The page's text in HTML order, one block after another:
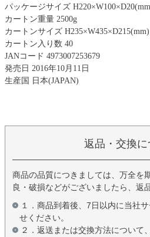
パッケージサイズ
カートン重量 2500g
カートンサイズ H235×W435×D215(mm)
カートン入り数 40
JANコード 4973007253679
発売日 2016年10月11日
生産国 日本(JAPAN)
返品・交換に
商品の品質につきましては、万全を
良・破損などがございましたら、返
１．商品到着後、7日以内に当社
せください。
２．返送または交換方法について